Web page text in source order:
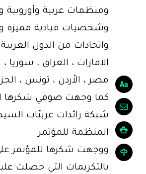
ومنظمات عربية وأوروبية
وشخصيات قيادية مميزة
واتحادات من الدول
الامارات ، العراق ،
مصر ، الاْردن ، تونس ،
كما وجهت صوفي شكرها
شبكة رائدات عربيّات
المنظمة للمؤتمر
ووجهت شكرها للمؤتمر
بالتكريمات التي حصلت